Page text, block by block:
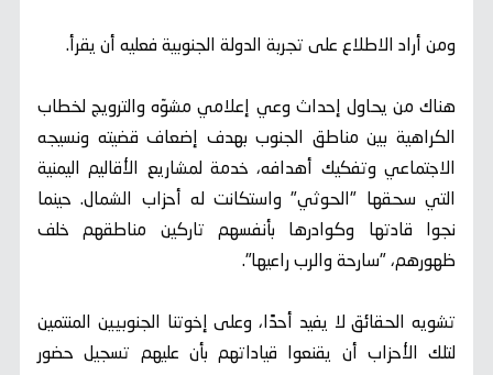
ومن أراد الاطلاع على تجربة الدولة الجنوبية فعليه أن يقرأ.
هناك من يحاول إحداث وعي إعلامي مشوّه والترويج لخطاب
الكراهية بين مناطق الجنوب بهدف إضعاف قضيته ونسيجه
الاجتماعي وتفكيك أهدافه، خدمة لمشاريع الأقاليم اليمنية
التي سحقها "الحوثي" واستكانت له أحزاب الشمال. حينما
نجوا قادتها وكوادرها بأنفسهم تاركين مناطقهم خلف
ظهورهم، "سارحة والرب راعيها".
تشويه الحقائق لا يفيد أحدًا، وعلى إخوتنا الجنوبيين المنتمين
لتلك الأحزاب أن يقنعوا قياداتهم بأن عليهم تسجيل حضور